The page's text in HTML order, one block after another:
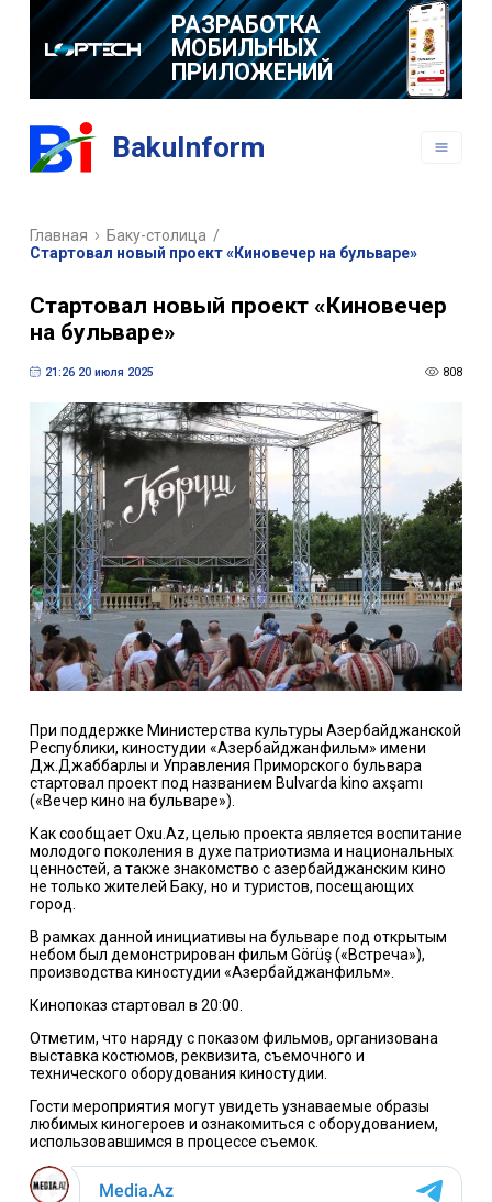
РАЗРАБОТКА
МОБИЛЬНЫХ
ПРИЛОЖЕНИЙ
BakuInform
Главная Баку-столица /
Стартовал новый проект «Киновечер на бульваре»
Стартовал новый проект «Киновечер
на бульваре»
21:26 20 июля 2025 808
При поддержке Министерства культуры Азербайджанской
Республики, киностудии «Азербайджанфильм» имени
Дж.Джаббарлы и Управления Приморского бульвара
стартовал проект под названием Bulvarda kino axşamı
(«Вечер кино на бульваре»).
Как сообщает Oxu.Az, целью проекта является воспитание
молодого поколения в духе патриотизма и национальных
ценностей, а также знакомство с азербайджанским кино
не только жителей Баку, но и туристов, посещающих
город.
В рамках данной инициативы на бульваре под открытым
небом был демонстрирован фильм Görüş («Встреча»),
производства киностудии «Азербайджанфильм».
Кинопоказ стартовал в 20:00.
Отметим, что наряду с показом фильмов, организована
выставка костюмов, реквизита, съемочного и
технического оборудования киностудии.
Гости мероприятия могут увидеть узнаваемые образы
любимых киногероев и ознакомиться с оборудованием,
использовавшимся в процессе съемок.